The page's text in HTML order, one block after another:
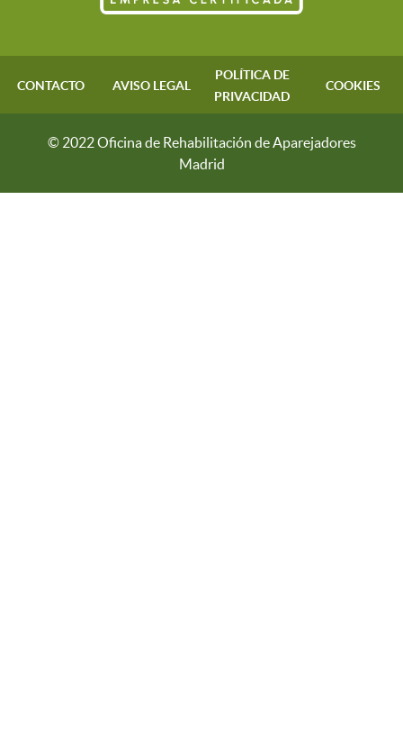
CONTACTO AVISO LEGAL
POLÍTICA DE
PRIVACIDAD
COOKIES
© 2022 Oficina de Rehabilitación de Aparejadores
Madrid